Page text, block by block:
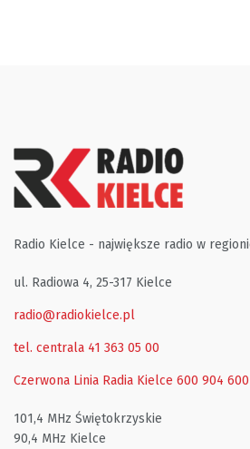
Radio Kielce - największe radio w
ul. Radiowa 4, 25-317 Kielce
radio@radiokielce.pl
tel. centrala 41 363 05 00
Czerwona Linia Radia Kielce 600 904 600
101,4 MHz Świętokrzyskie
90,4 MHz Kielce